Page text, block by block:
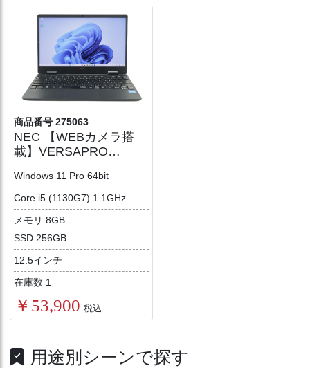
商品番号 275063
NEC 【WEBカメラ搭
載】VERSAPRO
VKT40/C-9【Win11】
Windows 11 Pro 64bit
Core i5 (1130G7) 1.1GHz
メモリ 8GB
SSD 256GB
12.5インチ
在庫数 1
￥53,900 税込
用途別シーンで探す